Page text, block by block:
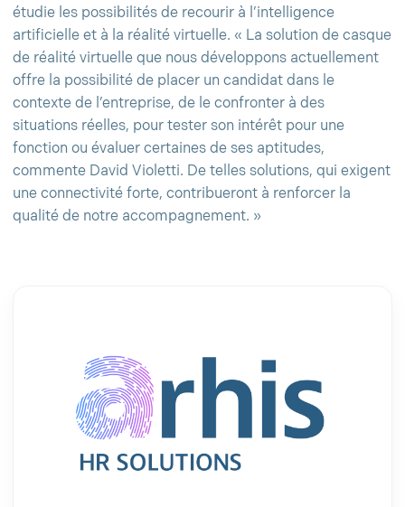
étudie les possibilités de recourir à l’intelligence
artificielle et à la réalité virtuelle. « La solution de casque
de réalité virtuelle que nous développons actuellement
offre la possibilité de placer un candidat dans le
contexte de l’entreprise, de le confronter à des
situations réelles, pour tester son intérêt pour une
fonction ou évaluer certaines de ses aptitudes,
commente David Violetti. De telles solutions, qui exigent
une connectivité forte, contribueront à renforcer la
qualité de notre accompagnement. »